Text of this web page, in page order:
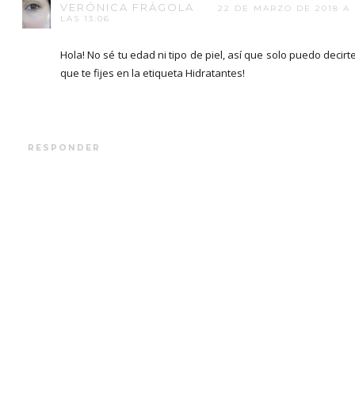
VERÓNICA FRÁGOLA
22 DE MARZO DE 2018 A
LAS 13:06
Hola! No sé tu edad ni tipo de piel, así que solo puedo
que te fijes en la etiqueta Hidratantes!
RESPONDER